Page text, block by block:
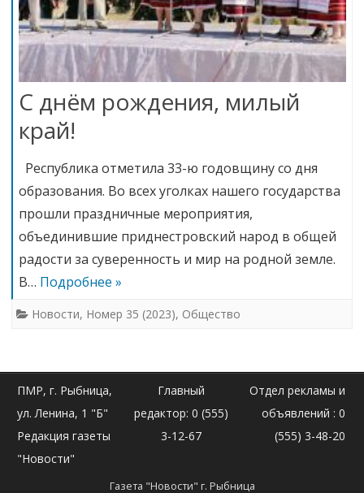
С днём рождения, милый
край!
Республика отметила 33-ю годовщину со дня
образования. Во всех уголках нашего государства
прошли праздничные мероприятия,
объединившие приднестровский народ в общей
радости за суверенность и мир на родной земле.
В… Подробнее »
Новости, Номер 35 (2023), Общество
ПМР, г. Рыбница,
ул. Ленина, 1 "Б"
Редакция газеты
"Новости"
Главный
редактор: 0 (555)
3-12-67
Отдел рекламы и
объявлений : 0
(555) 3-48-20
Газета "Новости" г. Рыбница